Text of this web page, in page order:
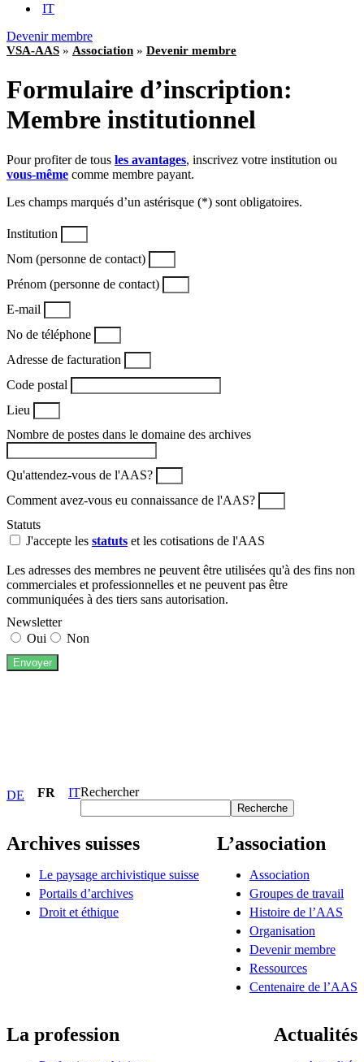
IT
Devenir membre
VSA-AAS » Association » Devenir membre
Formulaire d’inscription:
Membre institutionnel
Pour profiter de tous les avantages, inscrivez votre institution ou
vous-même comme membre payant.
Les champs marqués d’un astérisque (*) sont obligatoires.
Institution
Nom (personne de contact)
Prénom (personne de contact)
E-mail
No de téléphone
Adresse de facturation
Code postal
Lieu
Nombre de postes dans le domaine des archives
Qu'attendez-vous de l'AAS?
Comment avez-vous eu connaissance de l'AAS?
Statuts
J'accepte les statuts et les cotisations de l'AAS
Les adresses des membres ne peuvent être utilisées qu'à des fins non
commerciales et professionnelles et ne peuvent pas être
communiquées à des tiers sans autorisation.
Newsletter
Oui
Non
Envoyer
DE FR ITRechercher
Recherche
Archives suisses
Le paysage archivistique suisse
Portails d’archives
Droit et éthique
L’association
Association
Groupes de travail
Histoire de l’AAS
Organisation
Devenir membre
Ressources
Centenaire de l’AAS
La profession Actualités